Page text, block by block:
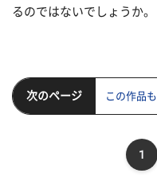
るのではないでしょうか。
次のページ この作品
1